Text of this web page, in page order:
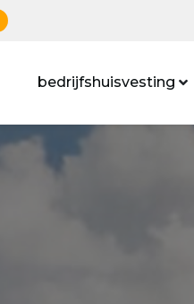
bedrijfshuisvesting